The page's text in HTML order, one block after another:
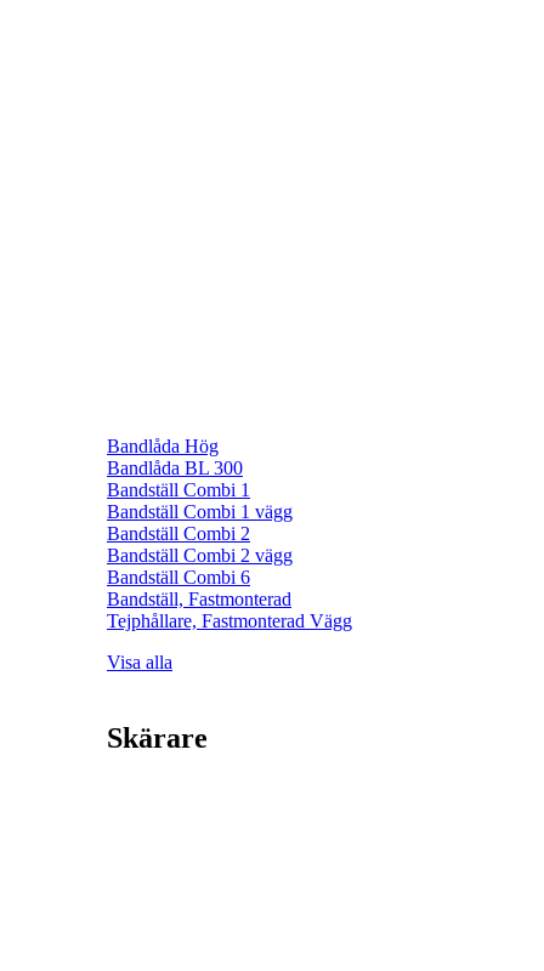
Bandlåda Hög
Bandlåda BL 300
Bandställ Combi 1
Bandställ Combi 1 vägg
Bandställ Combi 2
Bandställ Combi 2 vägg
Bandställ Combi 6
Bandställ, Fastmonterad
Tejphållare, Fastmonterad Vägg
Visa alla
Skärare